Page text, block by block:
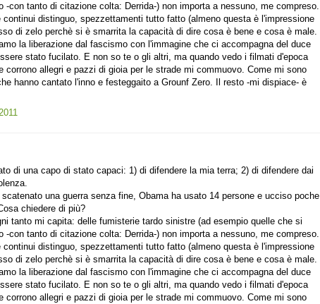
-con tanto di citazione colta: Derrida-) non importa a nessuno, me compreso.
continui distinguo, spezzettamenti tutto fatto (almeno questa è l'impressione
di zelo perchè si è smarrita la capacità di dire cosa è bene e cosa è male.
la liberazione dal fascismo con l'immagine che ci accompagna del duce
stato fucilato. E non so te o gli altri, ma quando vedo i filmati d'epoca
corrono allegri e pazzi di gioia per le strade mi commuovo. Come mi sono
hanno cantato l'inno e festeggaito a Grounf Zero. Il resto -mi dispiace- è
di una capo di stato capaci: 1) di difendere la mia terra; 2) di difendere dai
una guerra senza fine, Obama ha usato 14 persone e ucciso poche
chiedere di più?
tanto mi capita: delle fumisterie tardo sinistre (ad esempio quelle che si
-con tanto di citazione colta: Derrida-) non importa a nessuno, me compreso.
continui distinguo, spezzettamenti tutto fatto (almeno questa è l'impressione
di zelo perchè si è smarrita la capacità di dire cosa è bene e cosa è male.
la liberazione dal fascismo con l'immagine che ci accompagna del duce
stato fucilato. E non so te o gli altri, ma quando vedo i filmati d'epoca
corrono allegri e pazzi di gioia per le strade mi commuovo. Come mi sono